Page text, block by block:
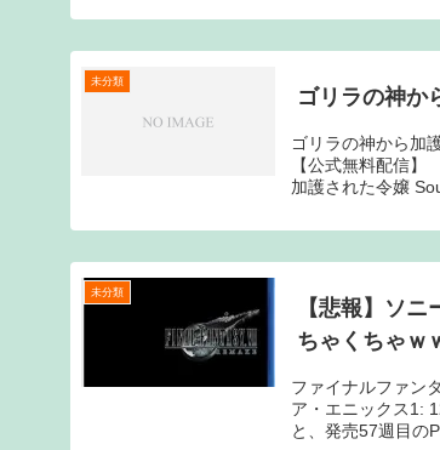
未分類
ゴリラの神か
ゴリラの神から加
【公式無料配信
加護された令嬢
未分類
【悲報】ソ
ちゃくちゃｗ
ファイナルファン
ア・エニックス1:
と、発売57週目の